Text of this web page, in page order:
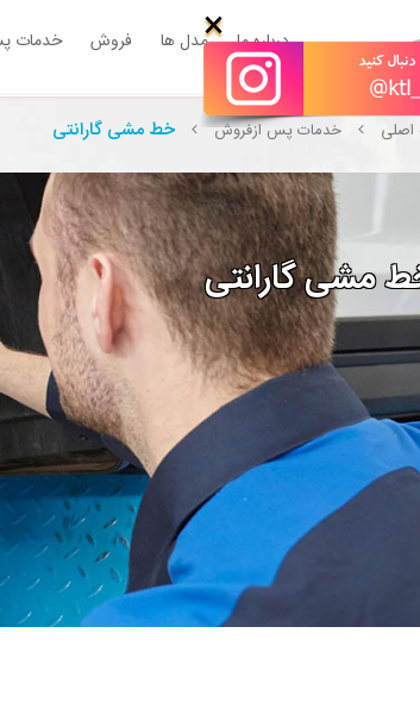
درباره ما مدل ها فروش خدمات ×
خدمات پس ازفروش خط مشی گارانتی
مشی گارانتی